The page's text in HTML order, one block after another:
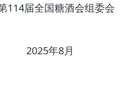
114届全国糖酒会组委会
8月